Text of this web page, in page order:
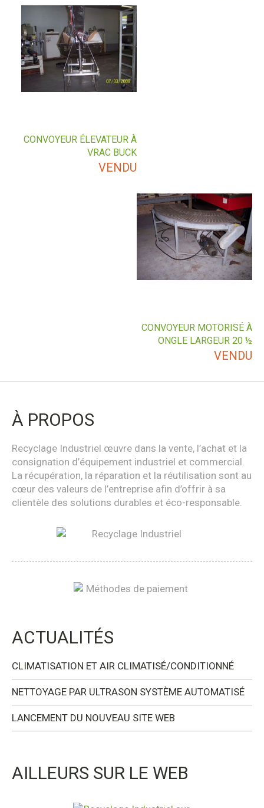
CONVOYEUR ÉLEVATEUR À
VRAC BUCK
VENDU
CONVOYEUR MOTORISÉ À
ONGLE LARGEUR 20 ½
VENDU
À PROPOS
Recyclage Industriel œuvre dans la vente, l’achat et la
consignation d’équipement industriel et commercial.
La récupération, la réparation et la réutilisation sont au
cœur des valeurs de l’entreprise afin d’offrir à sa
clientèle des solutions durables et éco-responsable.
ACTUALITÉS
CLIMATISATION ET AIR CLIMATISÉ/CONDITIONNÉ
NETTOYAGE PAR ULTRASON SYSTÈME AUTOMATISÉ
LANCEMENT DU NOUVEAU SITE WEB
AILLEURS SUR LE WEB